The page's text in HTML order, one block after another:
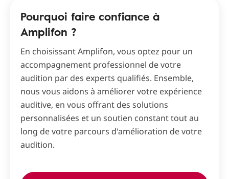
Pourquoi faire confiance à
Amplifon ?
En choisissant Amplifon, vous optez pour un
accompagnement professionnel de votre
audition par des experts qualifiés. Ensemble,
nous vous aidons à améliorer votre expérience
auditive, en vous offrant des solutions
personnalisées et un soutien constant tout au
long de votre parcours d'amélioration de votre
audition.